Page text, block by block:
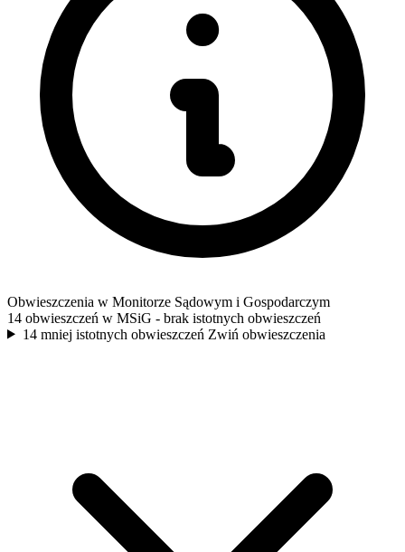
Obwieszczenia w Monitorze Sądowym i Gospodarczym
14 obwieszczeń w MSiG - brak istotnych obwieszczeń
14 mniej istotnych obwieszczeń Zwiń obwieszczenia